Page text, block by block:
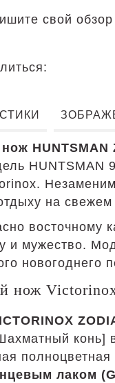
свой обзор
на свежем
восточному
и мужество.
нож
конь]
лаком